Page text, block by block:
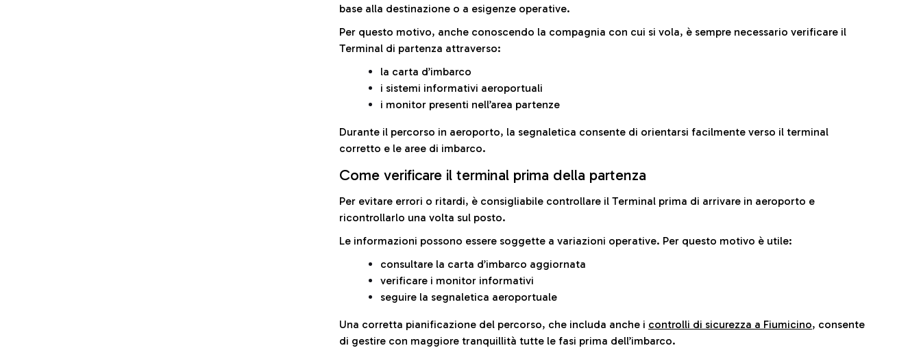
base alla destinazione o a esigenze operative.
Per questo motivo, anche conoscendo la compagnia con cui si vola, è sempre necessario verificare il
Terminal di partenza attraverso:
la carta d’imbarco
i sistemi informativi aeroportuali
i monitor presenti nell’area partenze
Durante il percorso in aeroporto, la segnaletica consente di orientarsi facilmente verso il terminal
corretto e le aree di imbarco.
Come verificare il terminal prima della partenza
Per evitare errori o ritardi, è consigliabile controllare il Terminal prima di arrivare in aeroporto e
ricontrollarlo una volta sul posto.
Le informazioni possono essere soggette a variazioni operative. Per questo motivo è utile:
consultare la carta d’imbarco aggiornata
verificare i monitor informativi
seguire la segnaletica aeroportuale
Una corretta pianificazione del percorso, che includa anche i controlli di sicurezza a Fiumicino, consente
di gestire con maggiore tranquillità tutte le fasi prima dell’imbarco.